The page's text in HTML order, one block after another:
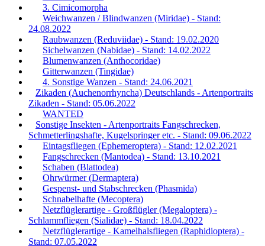
3. Cimicomorpha
Weichwanzen / Blindwanzen (Miridae) - Stand:
24.08.2022
Raubwanzen (Reduviidae) - Stand: 19.02.2020
Sichelwanzen (Nabidae) - Stand: 14.02.2022
Blumenwanzen (Anthocoridae)
Gitterwanzen (Tingidae)
4. Sonstige Wanzen - Stand: 24.06.2021
Zikaden (Auchenorrhyncha) Deutschlands - Artenportraits
Zikaden - Stand: 05.06.2022
WANTED
Sonstige Insekten - Artenportraits Fangschrecken,
Schmetterlingshafte, Kugelspringer etc. - Stand: 09.06.2022
Eintagsfliegen (Ephemeroptera) - Stand: 12.02.2021
Fangschrecken (Mantodea) - Stand: 13.10.2021
Schaben (Blattodea)
Ohrwürmer (Dermaptera)
Gespenst- und Stabschrecken (Phasmida)
Schnabelhafte (Mecoptera)
Netzflüglerartige - Großflügler (Megaloptera) -
Schlammfliegen (Sialidae) - Stand: 18.04.2022
Netzflüglerartige - Kamelhalsfliegen (Raphidioptera) -
Stand: 07.05.2022